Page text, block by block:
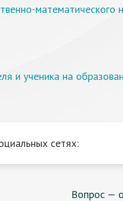
математического
и ученика на
сетях:
Вопрос —